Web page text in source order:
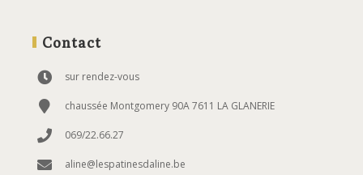
Contact
sur rendez-vous
chaussée Montgomery 90A 7611 LA GLANERIE
069/22.66.27
aline@lespatinesdaline.be